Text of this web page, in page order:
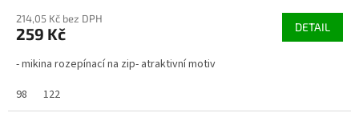
214,05 Kč bez DPH
259 Kč DETAIL
- mikina rozepínací na zip- atraktivní motiv
98
122